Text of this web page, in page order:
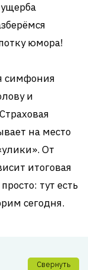
юмора!
симфония
и
на место
От
итоговая
тут есть
сегодня.
Свернуть